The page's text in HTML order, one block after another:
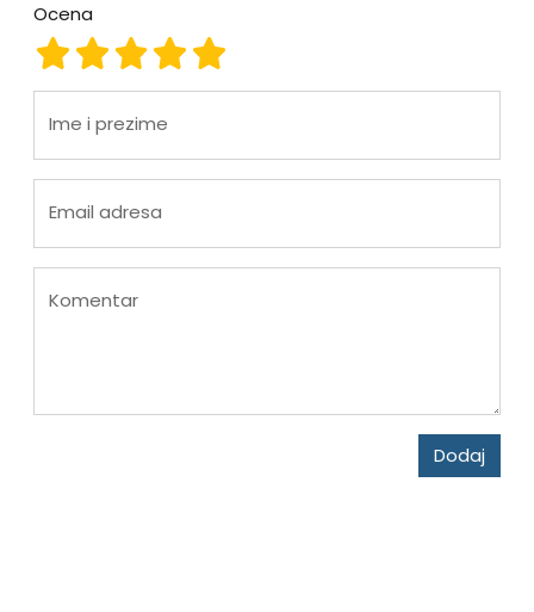
Ocena
Ocena 5
Ocena 4
Ocena 3
Ocena 2
Ocena 1
Ime i prezime
Email adresa
Komentar
Dodaj